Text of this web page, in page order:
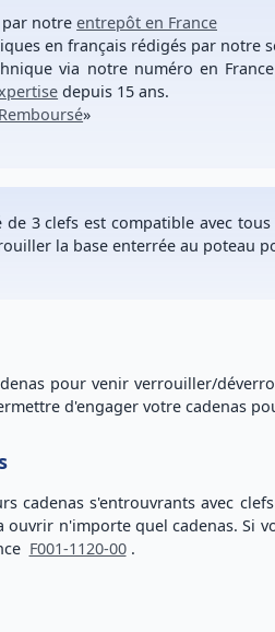
par notreentrepôt en France
en français rédigés par notre
via notre numéroen France
depuis 15 ans.
»
de 3 clefs est compatible avec tous
la base enterrée au poteau
pour venirverrouiller/
d'engager votre cadenas
cadenas s'entrouvrants avec
ouvrir n'importe quel cadenas. Si
F001-1120-00 .